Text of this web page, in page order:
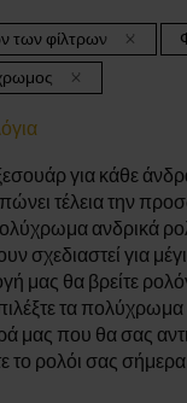
των φίλτρων
για κάθε άνδρα
τέλεια την
ανδρικά
σχεδιαστεί για
μας θα βρείτε
τα πολύχρωμα
μας που θα σας
το ρολόι σας σήμερα